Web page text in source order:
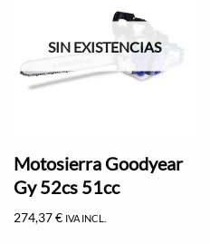
SIN EXISTENCIAS
Motosierra Goodyear
Gy 52cs 51cc
274,37€ IVA INCL.